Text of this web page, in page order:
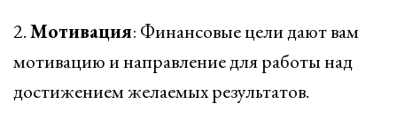
2.Мотивация: Финансовые цели дают вам
мотивацию и направление для работы над
достижением желаемых результатов.